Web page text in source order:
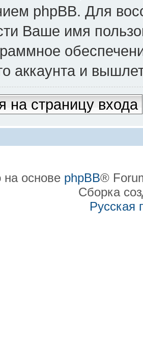
phpBB. Для
Ваше имя
аккаунта и
на страницу входа
на основе phpBB®
Сборка
Русская